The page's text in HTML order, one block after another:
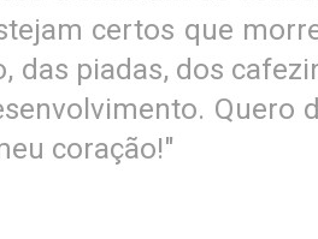
certos que
piadas, dos
Quero
coração!"